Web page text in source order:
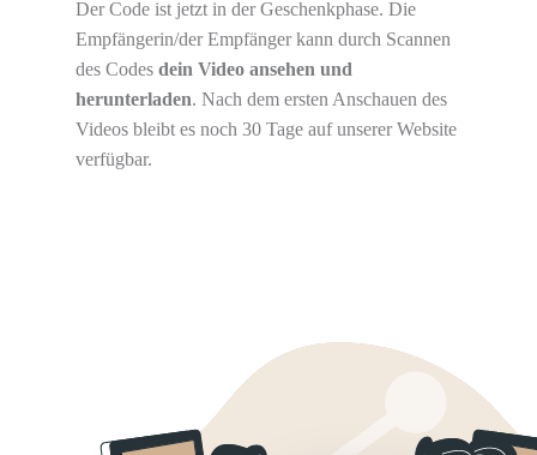
Der Code ist jetzt in der Geschenkphase. Die
Empfängerin/der Empfänger kann durch Scannen
des Codes dein Video ansehen und
herunterladen. Nach dem ersten Anschauen des
Videos bleibt es noch 30 Tage auf unserer Website
verfügbar.